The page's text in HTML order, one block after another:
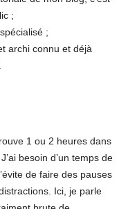
;
;
archi connu et déjà
1 ou 2 heures dans
besoin d’un temps de
de faire des pauses
Ici, je parle